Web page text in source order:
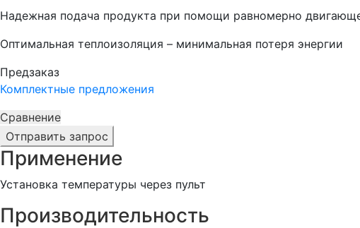
Надежная подача продукта при помощи равномерно
Оптимальная теплоизоляция – минимальная потеря энергии
Предзаказ
Комплектные предложения
Сравнение
Отправить запрос
Применение
Установка температуры через пульт
Производительность